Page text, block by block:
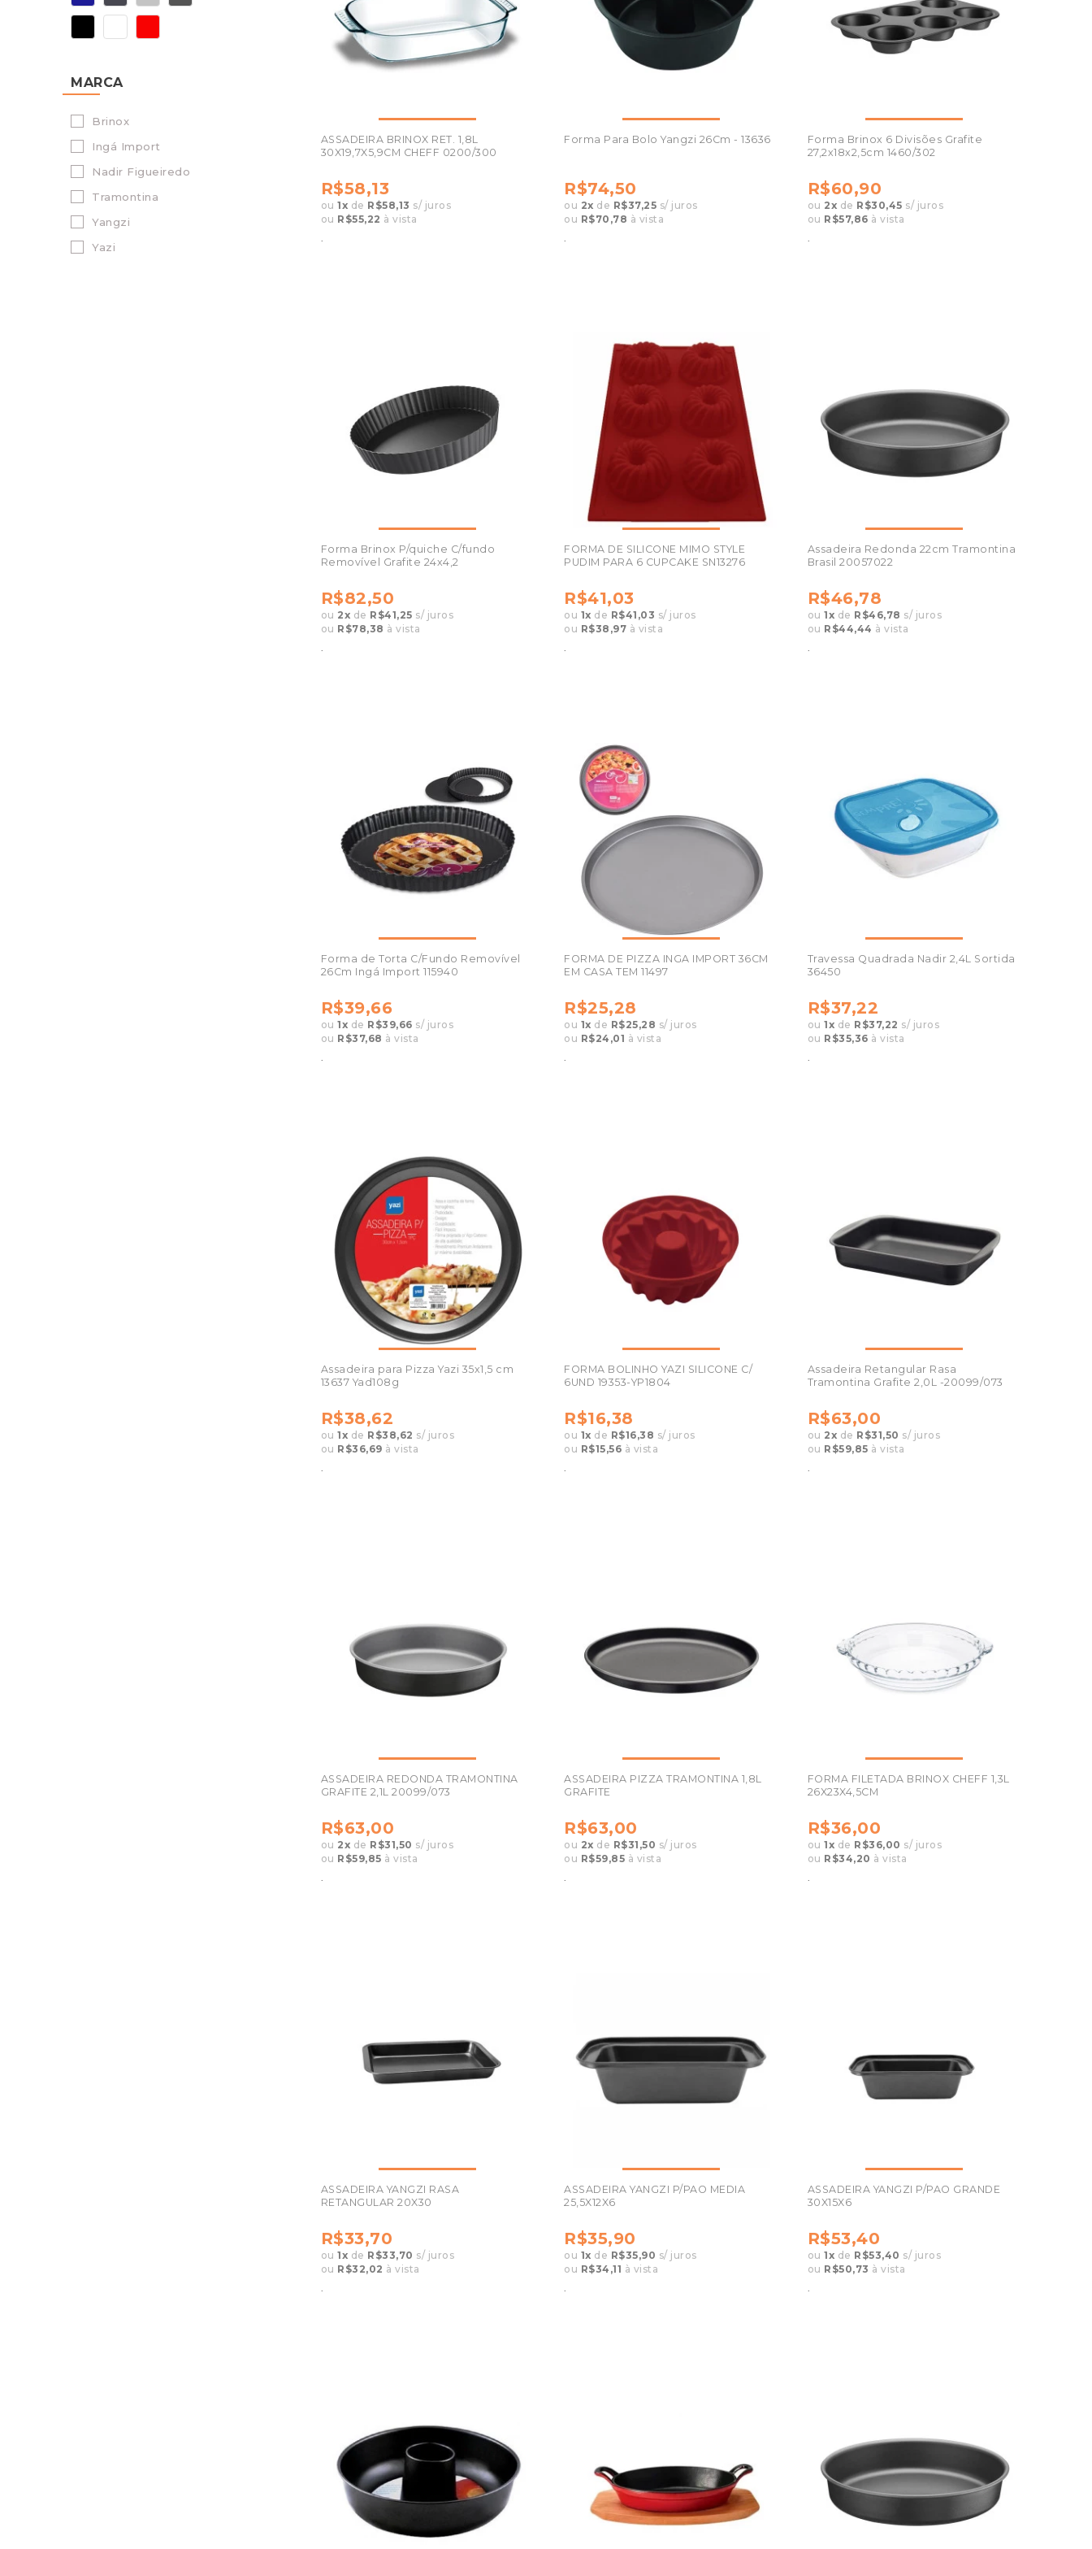
MARCA
Brinox
Ingá Import
Nadir Figueiredo
Tramontina
Yangzi
Yazi
ASSADEIRA BRINOX RET. 1,8L
30X19,7X5,9CM CHEFF 0200/300
R$58,13
ou 1x de R$58,13 s/ juros
ou R$55,22 à vista
Forma Para Bolo Yangzi 26Cm - 13636
R$74,50
ou 2x de R$37,25 s/ juros
ou R$70,78 à vista
Forma Brinox 6 Divisões Grafite
27,2x18x2,5cm 1460/302
R$60,90
ou 2x de R$30,45 s/ juros
ou R$57,86 à vista
Forma Brinox P/quiche C/fundo
Removível Grafite 24x4,2
R$82,50
ou 2x de R$41,25 s/ juros
ou R$78,38 à vista
FORMA DE SILICONE MIMO STYLE
PUDIM PARA 6 CUPCAKE SN13276
R$41,03
ou 1x de R$41,03 s/ juros
ou R$38,97 à vista
Assadeira Redonda 22cm Tramontina
Brasil 20057022
R$46,78
ou 1x de R$46,78 s/ juros
ou R$44,44 à vista
Forma de Torta C/Fundo Removível
26Cm Ingá Import 115940
R$39,66
ou 1x de R$39,66 s/ juros
ou R$37,68 à vista
.
FORMA DE PIZZA INGA IMPORT 36CM
EM CASA TEM 11497
R$25,28
ou 1x de R$25,28 s/ juros
ou R$24,01 à vista
.
Travessa Quadrada Nadir 2,4L Sortida
36450
R$37,22
ou 1x de R$37,22 s/ juros
ou R$35,36 à vista
.
Assadeira para Pizza Yazi 35x1,5 cm
13637 Yad108g
R$38,62
ou 1x de R$38,62 s/ juros
ou R$36,69 à vista
FORMA BOLINHO YAZI SILICONE C/
6UND 19353-YP1804
R$16,38
ou 1x de R$16,38 s/ juros
ou R$15,56 à vista
Assadeira Retangular Rasa
Tramontina Grafite 2,0L -20099/073
R$63,00
ou 2x de R$31,50 s/ juros
ou R$59,85 à vista
ASSADEIRA REDONDA TRAMONTINA
GRAFITE 2,1L 20099/073
R$63,00
ou 2x de R$31,50 s/ juros
ou R$59,85 à vista
.
ASSADEIRA PIZZA TRAMONTINA 1,8L
GRAFITE
R$63,00
ou 2x de R$31,50 s/ juros
ou R$59,85 à vista
.
FORMA FILETADA BRINOX CHEFF 1,3L
26X23X4,5CM
R$36,00
ou 1x de R$36,00 s/ juros
ou R$34,20 à vista
.
ASSADEIRA YANGZI RASA
RETANGULAR 20X30
R$33,70
ou 1x de R$33,70 s/ juros
ou R$32,02 à vista
ASSADEIRA YANGZI P/PAO MEDIA
25,5X12X6
R$35,90
ou 1x de R$35,90 s/ juros
ou R$34,11 à vista
ASSADEIRA YANGZI P/PAO GRANDE
30X15X6
R$53,40
ou 1x de R$53,40 s/ juros
ou R$50,73 à vista